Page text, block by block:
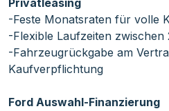
Privatleasing
-Feste Monatsraten für volle
-Flexible Laufzeiten
-Fahrzeugrückgabe am
Kaufverpflichtung
Ford Auswahl-Finanzierung